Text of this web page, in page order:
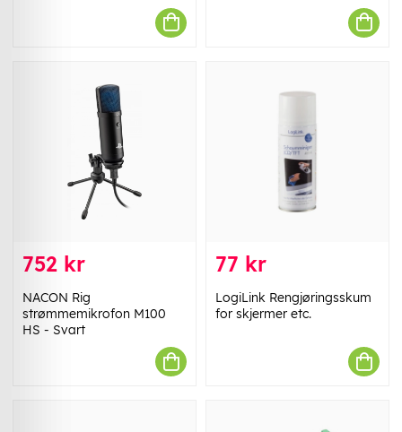
752 kr
NACON Rig
strømmemikrofon M100
HS - Svart
77 kr
LogiLink Rengjøringsskum
for skjermer etc.